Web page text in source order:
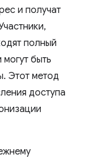
и получат
полный
быть
Этот метод
доступа